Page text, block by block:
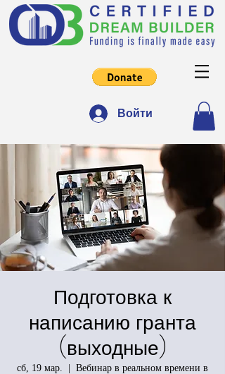
Войти
Подготовка к
написанию гранта
(выходные)
сб, 19 мар.
  |
Вебинар в реальном времени в